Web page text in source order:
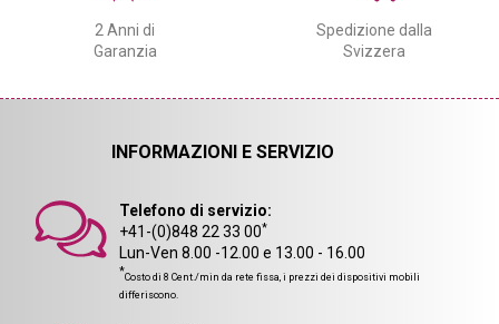
2 Anni di
Garanzia
Spedizione dalla
Svizzera
INFORMAZIONI E SERVIZIO
Telefono di servizio:
+41-(0)848 22 33 00*
Lun-Ven 8.00 -12.00 e 13.00 - 16.00
*Costo di 8 Cent./min da rete fissa, i prezzi dei dispositivi mobili
differiscono.